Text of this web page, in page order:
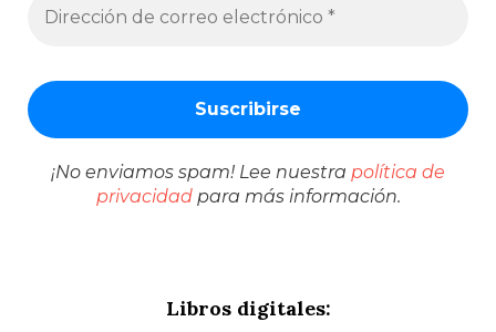
¡No enviamos spam! Lee nuestra política de
privacidadpara más información.
Libros digitales: